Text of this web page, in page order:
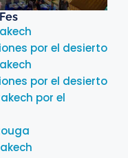
por el desierto
por el desierto
por el